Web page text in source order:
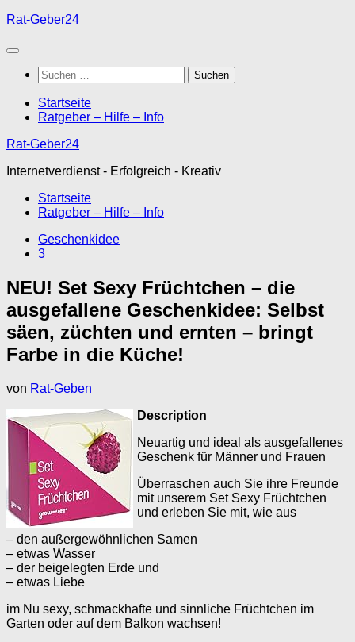
Unter
Inhalt
Rat-Geber24
Suchen
nach:
Startseite
Ratgeber – Hilfe – Info
Rat-Geber24
Internetverdienst - Erfolgreich - Kreativ
Startseite
Ratgeber – Hilfe – Info
Geschenkidee
3
NEU! Set Sexy Früchtchen – die
ausgefallene Geschenkidee: Selbst
säen, züchten und ernten – bringt
Farbe in die Küche!
von Rat-Geben
Description
Neuartig und ideal als ausgefallenes
Geschenk für Männer und Frauen
Überraschen auch Sie ihre Freunde
mit unserem Set Sexy Früchtchen
und erleben Sie mit, wie aus
– den außergewöhnlichen Samen
– etwas Wasser
– der beigelegten Erde und
– etwas Liebe
im Nu sexy, schmackhafte und sinnliche Früchtchen im
Garten oder auf dem Balkon wachsen!